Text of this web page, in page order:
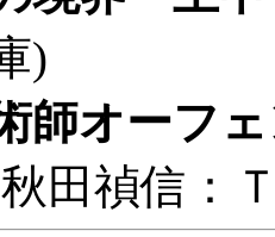
)
術師オー
田禎信：